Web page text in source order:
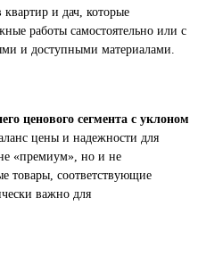
и дач, которые
работы самостоятельно или с
и доступными материалами.
ценового сегмента с уклоном
цены и надежности для
«премиум», но и не
товары, соответствующие
важно для